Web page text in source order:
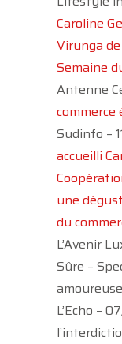
Caroline
Virunga
Semaine
Antenne
commerce
Sudinfo –
accueilli
une
du
L’Avenir
Sûre –
L’Echo –